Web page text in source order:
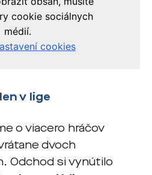
v lige
o viacero hráčov
dvoch
Odchod si vynútilo